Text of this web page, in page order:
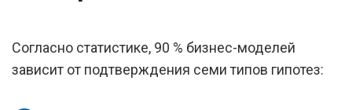
Согласно статистике, 90 % бизнес-моделей
зависит от подтверждения семи типов гипотез: